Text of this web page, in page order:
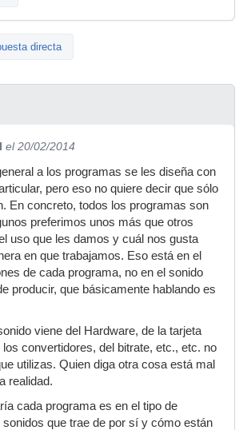
directa
el 20/02/2014
a los programas se les diseña con
pero eso no quiere decir que sólo
En concreto, todos los programas son
preferimos unos más que otros
uso que les damos y cuál nos gusta
en que trabajamos. Eso está en el
de cada programa, no en el sonido
producir, que básicamente hablando es
viene del Hardware, de la tarjeta
convertidores, del bitrate, etc., etc. no
utilizas. Quien diga otra cosa está mal
realidad.
cada programa es en el tipo de
que trae de por sí y cómo están